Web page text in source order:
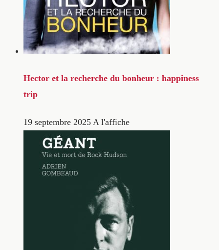
Hector et la recherche du bonheur : happiness
trip
19 septembre 2025 A l'affiche